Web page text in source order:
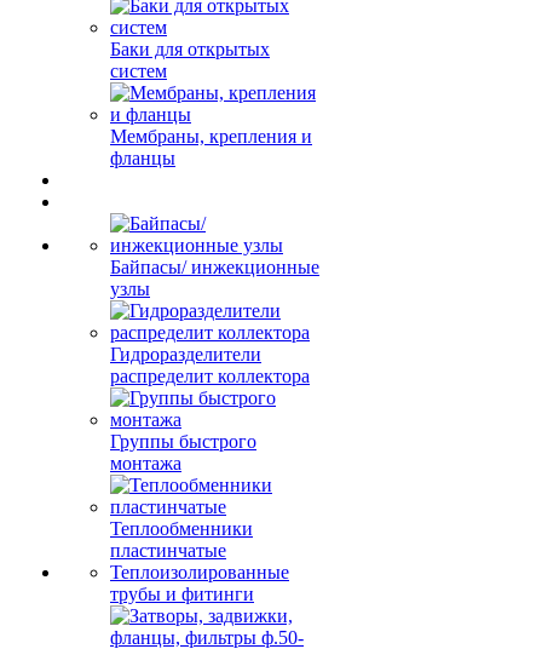
Баки для открытых
систем
Мембраны, крепления и
фланцы
Байпасы/ инжекционные
узлы
Гидроразделители
распределит коллектора
Группы быстрого
монтажа
Теплообменники
пластинчатые
Теплоизолированные
трубы и фитинги